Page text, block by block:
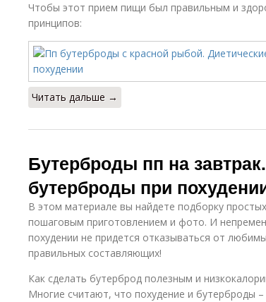
Чтобы этот прием пищи был правильным и
принципов:
Читать дальше →
Бутерброды пп на
бутерброды при
В этом материале вы найдете подборку
пошаговым приготовлением и фото. И
похудении не придется отказываться от
правильных составляющих!
Как сделать бутерброд полезным и
Многие считают, что похудение и бутерброды